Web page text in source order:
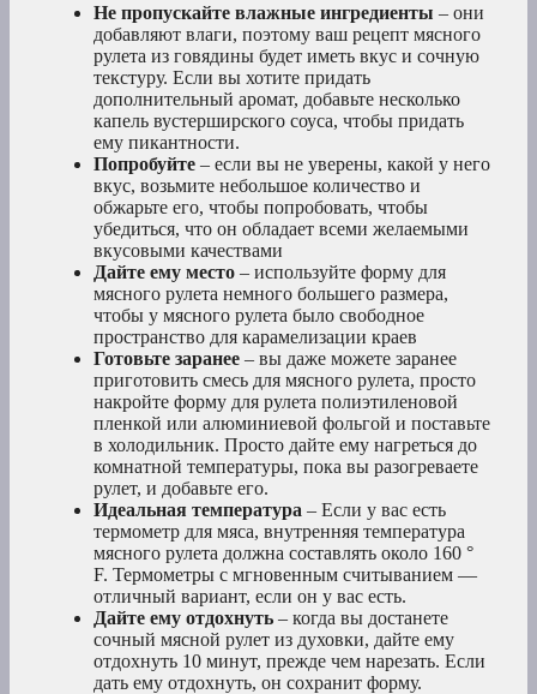
Не пропускайте влажные ингредиенты – они
добавляют влаги, поэтому ваш рецепт мясного
рулета из говядины будет иметь вкус и сочную
текстуру. Если вы хотите придать
дополнительный аромат, добавьте несколько
капель вустерширского соуса, чтобы придать
ему пикантности.
Попробуйте – если вы не уверены, какой у него
вкус, возьмите небольшое количество и
обжарьте его, чтобы попробовать, чтобы
убедиться, что он обладает всеми желаемыми
вкусовыми качествами
Дайте ему место – используйте форму для
мясного рулета немного большего размера,
чтобы у мясного рулета было свободное
пространство для карамелизации краев
Готовьте заранее – вы даже можете заранее
приготовить смесь для мясного рулета, просто
накройте форму для рулета полиэтиленовой
пленкой или алюминиевой фольгой и поставьте
в холодильник. Просто дайте ему нагреться до
комнатной температуры, пока вы разогреваете
рулет, и добавьте его.
Идеальная температура – Если у вас есть
термометр для мяса, внутренняя температура
мясного рулета должна составлять около 160 °
F. Термометры с мгновенным считыванием —
отличный вариант, если он у вас есть.
Дайте ему отдохнуть – когда вы достанете
сочный мясной рулет из духовки, дайте ему
отдохнуть 10 минут, прежде чем нарезать. Если
дать ему отдохнуть, он сохранит форму.